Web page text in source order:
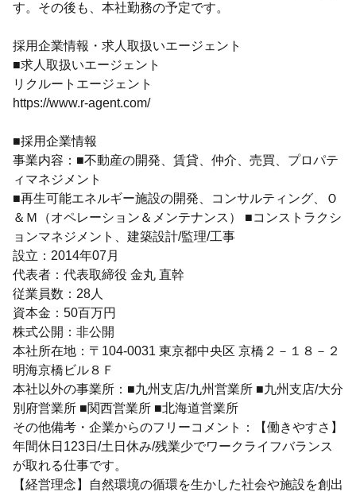
す。その後も、本社勤務の予定です。
採用企業情報・求人取扱いエージェント
■求人取扱いエージェント
リクルートエージェント
https://www.r-agent.com/
■採用企業情報
事業内容：■不動産の開発、賃貸、仲介、売買、プロパテ
ィマネジメント
■再生可能エネルギー施設の開発、コンサルティング、Ｏ
＆Ｍ（オペレーション＆メンテナンス） ■コンストラクシ
ョンマネジメント、建築設計/監理/工事
設立：2014年07月
代表者：代表取締役 金丸 直幹
従業員数：28人
資本金：50百万円
株式公開：非公開
本社所在地：〒104-0031 東京都中央区 京橋２－１８－２
明海京橋ビル８Ｆ
本社以外の事業所：■九州支店/九州営業所 ■九州支店/大分
別府営業所 ■関西営業所 ■北海道営業所
その他備考・企業からのフリーコメント：【働きやすさ】
年間休日123日/土日休み/残業少でワークライフバランス
が取れる仕事です。
【経営理念】自然環境の循環を生かした社会や施設を創出